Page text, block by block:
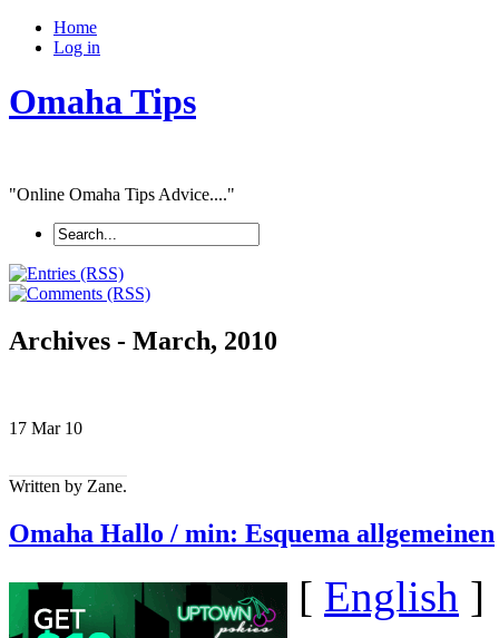
Home
Log in
Omaha Tips
"Online Omaha Tips Advice...."
Archives - March, 2010
17 Mar 10
Written by Zane.
Omaha Hallo / min: Esquema allgemeinen
[ English ]